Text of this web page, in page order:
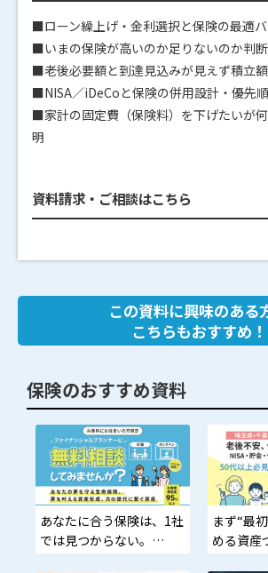
■ローン繰上げ・金利選択と保険の最適
■いまの保険が高いのか足りないのか判
■老後必要額と到達見込みが見えず積立
■NISA／iDeCoと保険の併用設計・優先
■家計の固定費（保険料）を下げたいが
明
資料請求・ご相談はこちら
この資料に興味のある
こちらもおすすめ！
保険のおすすめ資料
あなたに合う保険は、1社
では見つからない。
まず“最
める資産